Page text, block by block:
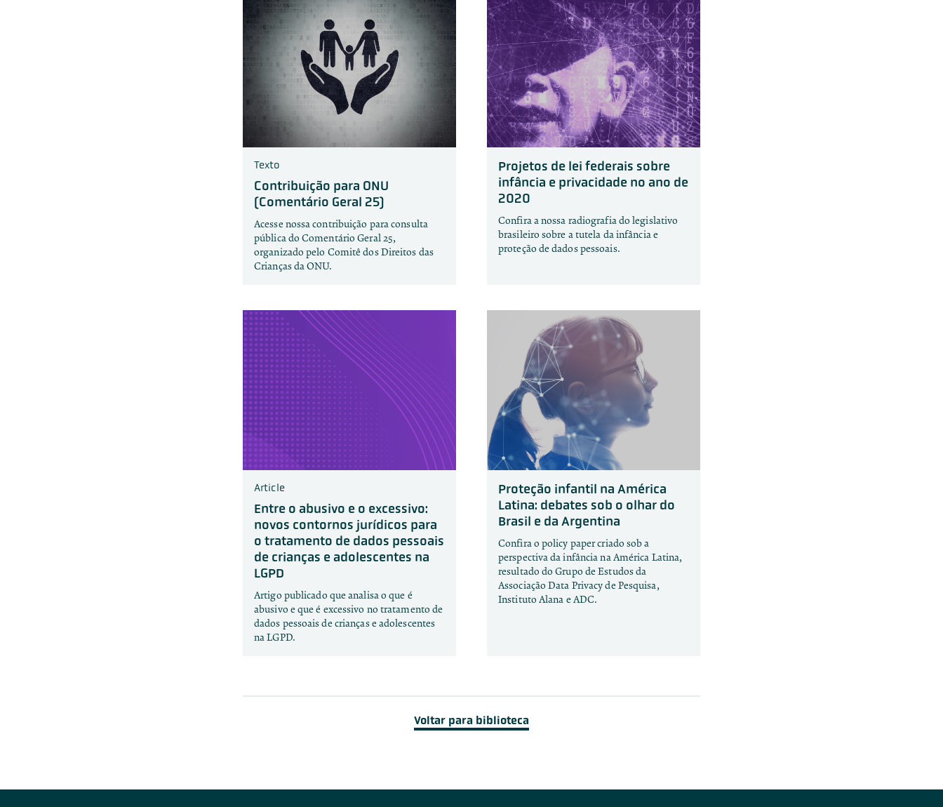
Texto
Contribuição para ONU
(Comentário Geral 25)
Acesse nossa contribuição para consulta
pública do Comentário Geral 25,
organizado pelo Comitê dos Direitos das
Crianças da ONU.
Projetos de lei federais sobre
infância e privacidade no ano de
2020
Confira a nossa radiografia do legislativo
brasileiro sobre a tutela da infância e
proteção de dados pessoais.
Article
Entre o abusivo e o excessivo:
novos contornos jurídicos para
o tratamento de dados pessoais
de crianças e adolescentes na
LGPD
Artigo publicado que analisa o que é
abusivo e que é excessivo no tratamento de
dados pessoais de crianças e adolescentes
na LGPD.
Proteção infantil na América
Latina: debates sob o olhar do
Brasil e da Argentina
Confira o policy paper criado sob a
perspectiva da infância na América Latina,
resultado do Grupo de Estudos da
Associação Data Privacy de Pesquisa,
Instituto Alana e ADC.
Voltar para biblioteca